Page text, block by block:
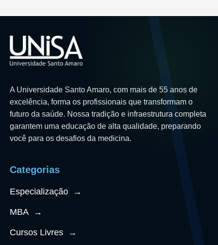
A Universidade Santo Amaro, com mais de 55 anos de
excelência, forma os profissionais que transformam o
futuro da saúde. Nossa tradição e infraestrutura completa
garantem uma educação de alta qualidade, preparando
você para os desafios da medicina.
Categorias
Especialização →
MBA →
Cursos Livres →